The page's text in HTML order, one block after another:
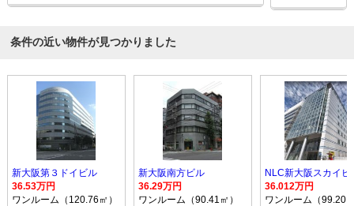
条件の近い物件が見つかりました
新大阪第３ドイビル
36.53万円
ワンルーム（120.76㎡）
新大阪南方ビル
36.29万円
ワンルーム（90.41㎡）
NLC新大阪スカイビ
36.012万円
ワンルーム（99.20